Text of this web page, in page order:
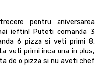
pentru aniversarea
ieftin! Puteti comanda 3
6 pizza si veti primi 8.
veti primi inca una in plus,
de o pizza si nu aveti chef